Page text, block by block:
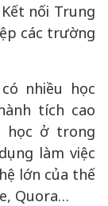
nối Trung
các trường
nhiều học
tích cao
học ở trong
làm việc
lớn của thế
Quora…